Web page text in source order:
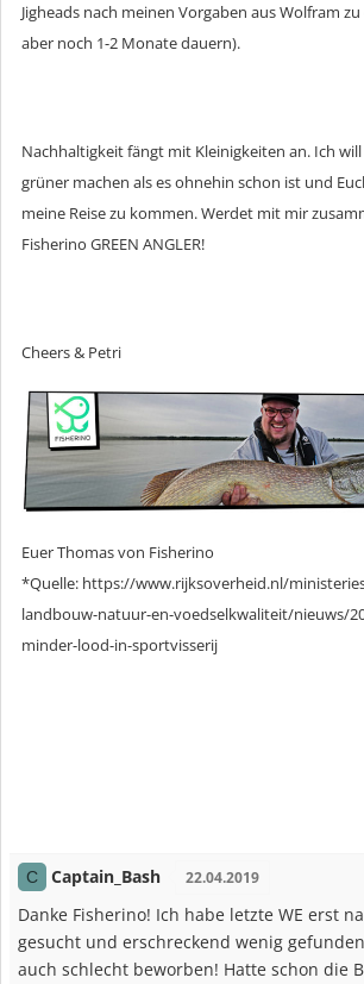
Jigheads nach meinen Vorgaben aus Wolfram
aber noch 1-2 Monate dauern).
Nachhaltigkeit fängt mit Kleinigkeiten an. Ich
grüner machen als es ohnehin schon ist und
meine Reise zu kommen. Werdet mit mir
Fisherino GREEN ANGLER!
Cheers & Petri
Euer Thomas von Fisherino
*Quelle: https://www.rijksoverheid.nl/
landbouw-natuur-en-voedselkwaliteit/nieuws/
minder-lood-in-sportvisserij
C Captain_Bash 22.04.2019
Danke Fisherino! Ich habe letzte WE erst
gesucht und erschreckend wenig
auch schlecht beworben! Hatte schon die